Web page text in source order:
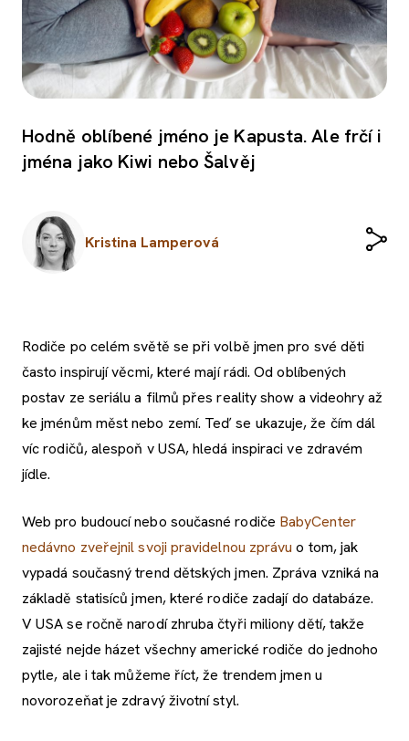
Hodně oblíbené jméno je Kapusta. Ale frčí i
jména jako Kiwi nebo Šalvěj
Kristina Lamperová
Rodiče po celém světě se při volbě jmen pro své děti
často inspirují věcmi, které mají rádi. Od oblíbených
postav ze seriálu a filmů přes reality show a videohry až
ke jménům měst nebo zemí. Teď se ukazuje, že čím dál
víc rodičů, alespoň v USA, hledá inspiraci ve zdravém
jídle.
Web pro budoucí nebo současné rodiče BabyCenter
nedávno zveřejnil svoji pravidelnou zprávu o tom, jak
vypadá současný trend dětských jmen. Zpráva vzniká na
základě statisíců jmen, které rodiče zadají do databáze.
V USA se ročně narodí zhruba čtyři miliony dětí, takže
zajisté nejde házet všechny americké rodiče do jednoho
pytle, ale i tak můžeme říct, že trendem jmen u
novorozeňat je zdravý životní styl.